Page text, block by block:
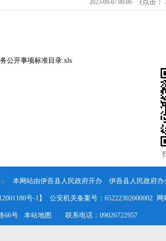
2023-09-07 00:00 (点击：
公开事项标准目录.xls
本网站由伊吾县人民政府开办 伊吾县人民政府
号-1】 公安机关备案号：65222302000002 网
66号 本站地图 联系电话：09026722957